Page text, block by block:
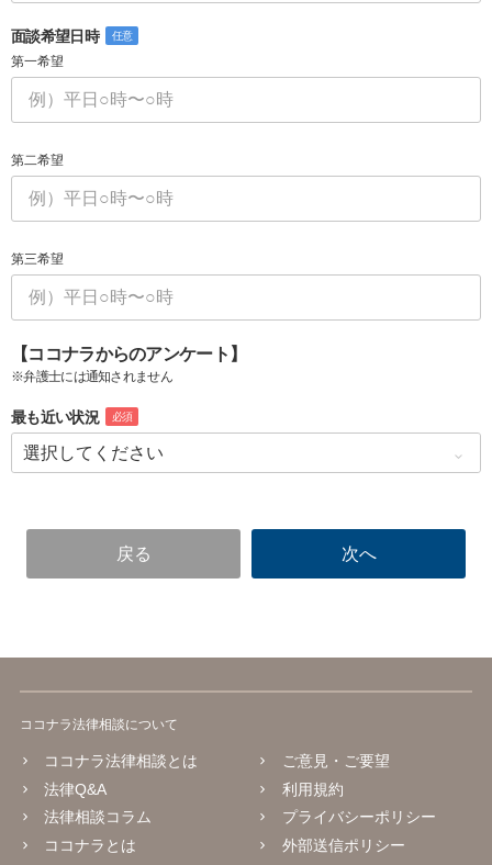
面談希望日時 任意
第一希望
第二希望
第三希望
【ココナラからのアンケート】
※弁護士には通知されません
最も近い状況 必須
ココナラ法律相談について
ココナラ法律相談とは
法律Q&A
法律相談コラム
ココナラとは
ご意見・ご要望
利用規約
プライバシーポリシー
外部送信ポリシー